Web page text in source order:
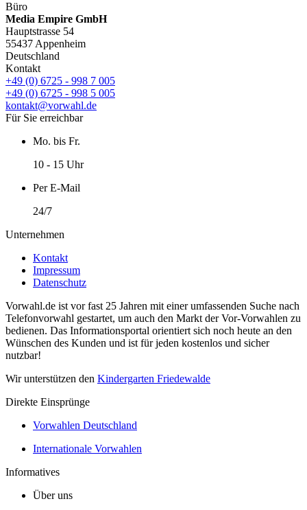
Büro
Media Empire GmbH
Hauptstrasse 54
55437 Appenheim
Deutschland
Kontakt
+49 (0) 6725 - 998 7 005
+49 (0) 6725 - 998 5 005
kontakt@vorwahl.de
Für Sie erreichbar
Mo. bis Fr.
10 - 15 Uhr
Per E-Mail
24/7
Unternehmen
Kontakt
Impressum
Datenschutz
Vorwahl.de ist vor fast 25 Jahren mit einer umfassenden Suche nach
Telefonvorwahl gestartet, um auch den Markt der Vor-Vorwahlen zu
bedienen. Das Informationsportal orientiert sich noch heute an den
Wünschen des Kunden und ist für jeden kostenlos und sicher
nutzbar!
Wir unterstützen den Kindergarten Friedewalde
Direkte Einsprünge
Vorwahlen Deutschland
Internationale Vorwahlen
Informatives
Über uns